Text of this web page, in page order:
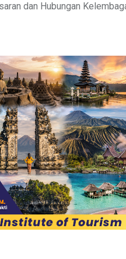
dan Hubungan